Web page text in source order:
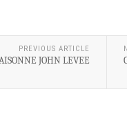
PREVIOUS ARTICLE
JOHN LEVEE